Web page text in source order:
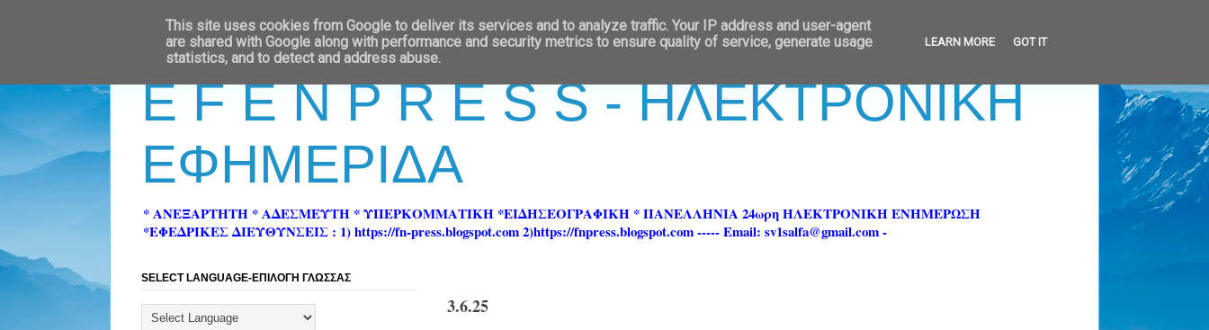
E F E N P R E S S - ΗΛΕΚΤΡΟΝΙΚΗ
ΕΦΗΜΕΡΙΔΑ
* ΑΝΕΞΑΡΤΗΤΗ * ΑΔΕΣΜΕΥΤΗ * ΥΠΕΡΚΟΜΜΑΤΙΚΗ *ΕΙΔΗΣΕΟΓΡΑΦΙΚΗ * ΠΑΝΕΛΛΗΝΙΑ 24ωρη ΗΛΕΚΤΡΟΝΙΚΗ ΕΝΗΜΕΡΩΣΗ
*ΕΦΕΔΡΙΚΕΣ ΔΙΕΥΘΥΝΣΕΙΣ : 1) https://fn-press.blogspot.com 2)https://fnpress.blogspot.com ----- Email: sv1salfa@gmail.com -
3.6.25
SELECT LANGUAGE-ΕΠΙΛΟΓΗ ΓΛΩΣΣΑΣ
This site uses cookies from Google to deliver its services and to analyze traffic. Your IP address and user-agent
are shared with Google along with performance and security metrics to ensure quality of service, generate usage
statistics, and to detect and address abuse.
LEARN MORE GOT IT